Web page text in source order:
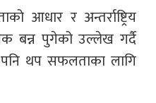
आधार र अन्तर्राष्ट्रिय
बन्न पुगेको उल्लेख गर्दै
थप सफलताका लागि